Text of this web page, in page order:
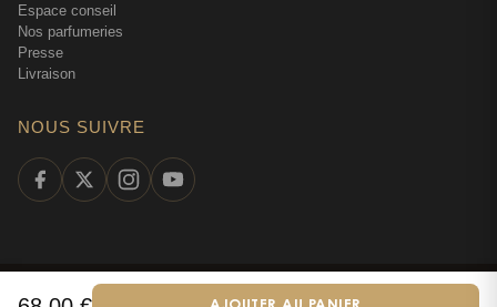
Espace conseil
Nos parfumeries
Presse
Livraison
NOUS SUIVRE
Tendance Parfums —